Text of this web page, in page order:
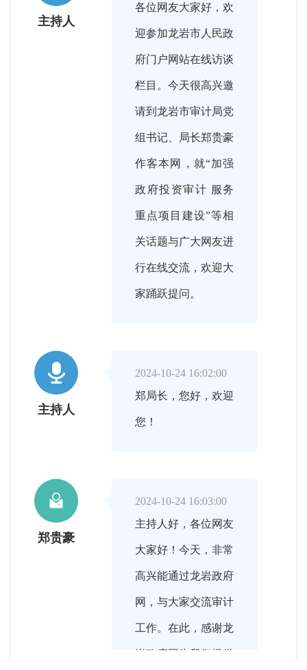
主持人
各位网友大家好，欢
迎参加龙岩市人民政
府门户网站在线访谈
栏目。今天很高兴邀
请到龙岩市审计局党
组书记、局长郑贵豪
作客本网，就“加强
政府投资审计 服务
重点项目建设”等相
关话题与广大网友进
行在线交流，欢迎大
家踊跃提问。

主持人
2024-10-24 16:02:00
郑局长，您好，欢迎
您！

郑贵豪
2024-10-24 16:03:00
主持人好，各位网友
大家好！今天，非常
高兴能通过龙岩政府
网，与大家交流审计
工作。在此，感谢龙
岩政府网为我们提供